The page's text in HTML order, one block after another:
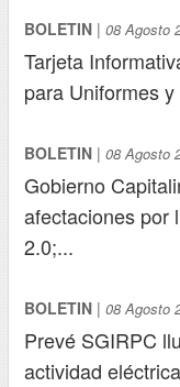
BOLETIN | 08 Agosto
Tarjeta
para Uniformes
BOLETIN | 08 Agosto
Gobierno
afectaciones por
2.0;...
BOLETIN | 08 Agosto
Prevé SGIRPC
actividad